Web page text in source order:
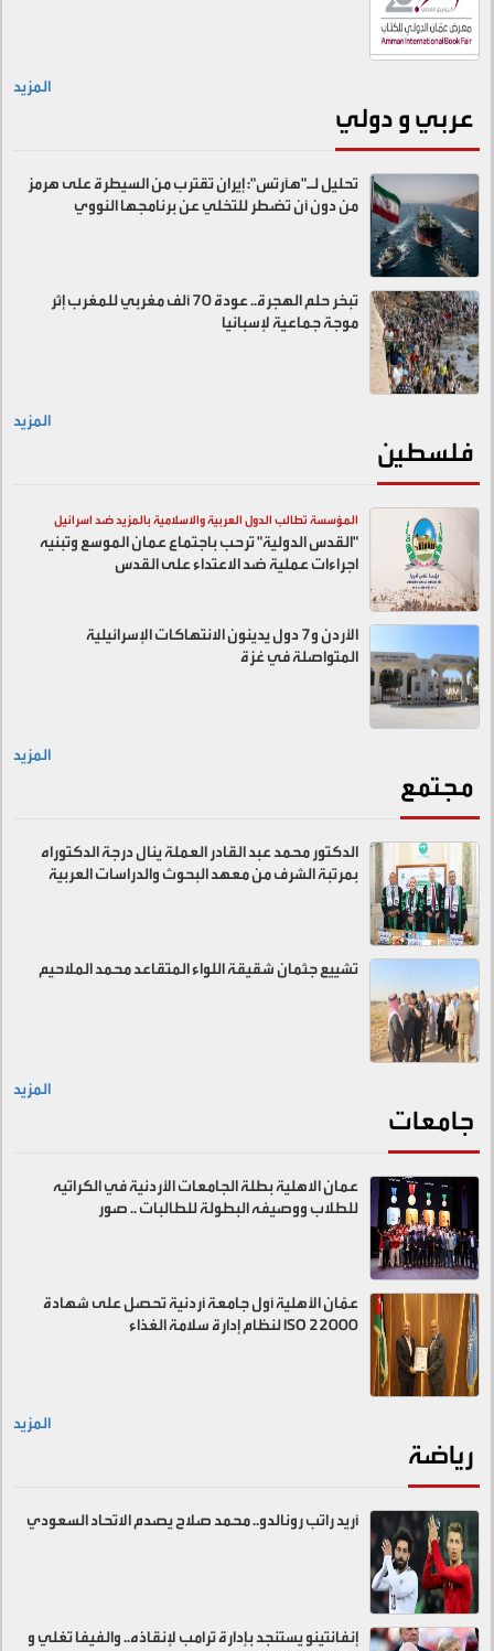
المزيد
عربي و دولي
تحليل لـ"هآرتس": إيران تقترب من السيطرة على هرمز
من دون أن تضطر للتخلي عن برنامجها النووي
تبخر حلم الهجرة.. عودة 70 ألف مغربي للمغرب إثر
موجة جماعية لإسبانيا
المزيد
فلسطين
المؤسسة تطالب الدول العربية والاسلامية بالمزيد ضد اسرائيل
"القدس الدولية" ترحب باجتماع عمان الموسع وتبنيه
اجراءات عملية ضد الاعتداء على القدس
الأردن و7 دول يدينون الانتهاكات الإسرائيلية
المتواصلة في غزة
المزيد
مجتمع
الدكتور محمد عبد القادر العملة ينال درجة الدكتوراه
بمرتبة الشرف من معهد البحوث والدراسات العربية
تشييع جثمان شقيقة اللواء المتقاعد محمد الملاحيم
المزيد
جامعات
عمان الاهلية بطلة الجامعات الأردنية في الكراتيه
للطلاب ووصيفه البطولة للطالبات .. صور
عمّان الأهلية أول جامعة أردنية تحصل على شهادة
ISO 22000 لنظام إدارة سلامة الغذاء
المزيد
رياضة
أريد راتب رونالدو.. محمد صلاح يصدم الاتحاد السعودي
إنفانتينو يستنجد بإدارة ترامب لإنقاذه.. والفيفا تغلي و